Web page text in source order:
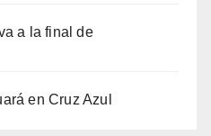
a la final de
en Cruz Azul